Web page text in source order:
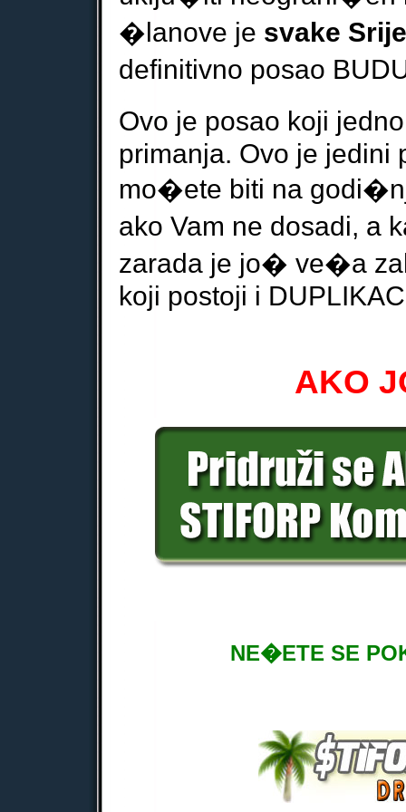
�lanove je svake
definitivno posao
Ovo je posao koji
primanja. Ovo je jedini
mo�ete biti na
ako Vam ne dosadi, a
zarada je jo� ve�a
koji postoji i
AKO
NE�ETE SE